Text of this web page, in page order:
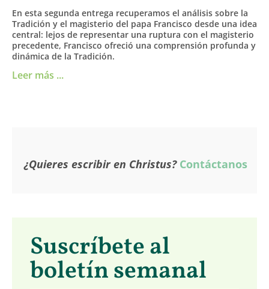
En esta segunda entrega recuperamos el análisis sobre la
Tradición y el magisterio del papa Francisco desde una idea
central: lejos de representar una ruptura con el magisterio
precedente, Francisco ofreció una comprensión profunda y
dinámica de la Tradición.
Leer más ...
¿Quieres escribir en Christus? Contáctanos
Suscríbete al
boletín semanal